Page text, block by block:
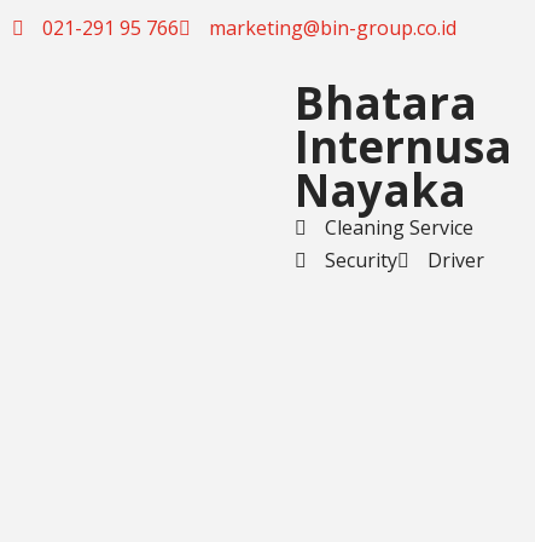
021-291 95 766 marketing@bin-group.co.id
Bhatara
Internusa
Nayaka
Cleaning Service
Security
Driver